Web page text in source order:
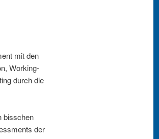
mit den
Working-
durch die
bisschen
der